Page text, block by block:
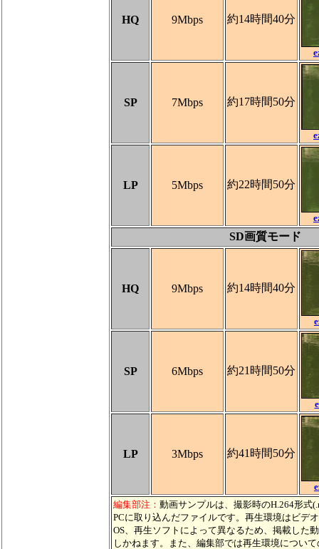
HQ 9Mbps 約14時間40分
SP 7Mbps 約17時間50分
LP 5Mbps 約22時間50分
SD画質モード
HQ 9Mbps 約14時間40分
SP 6Mbps 約21時間50分
LP 3Mbps 約41時間50分
編集部注： 動画サンプルは、撮影時のH.264形式
PCに取り込んだファイルです。再生環境はビデ
OS、再生ソフトによって異なるため、掲載した
しかねます。また、編集部では再生環境につい